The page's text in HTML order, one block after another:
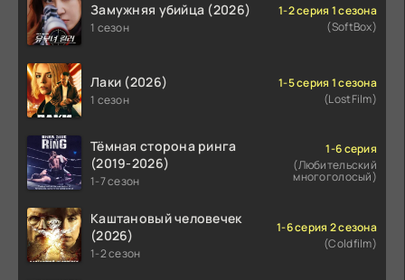
Замужняя убийца (2026)
1 сезон
1-2 серия 1 сезона
(SoftBox)
Лаки (2026)
1 сезон
1-5 серия 1 сезона
(LostFilm)
Тёмная сторона ринга
(2019-2026)
1-7 сезон
1-6 серия
(Любительский
многоголосый)
Каштановый человечек
(2026)
1-2 сезон
1-6 серия 2 сезона
(Coldfilm)